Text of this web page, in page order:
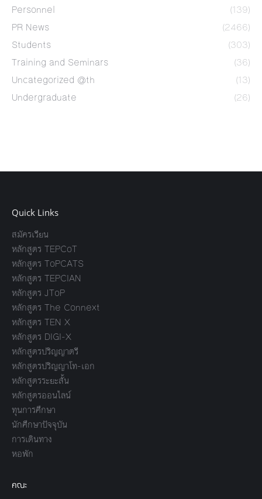
Personnel
(139)
PR News
(2466)
Students
(303)
Training and Seminars
(36)
Uncategorized @th
(13)
Undergraduate
(26)
Quick Links
สมัครเรียน
หลักสูตร TEPCoT
หลักสูตร ToPCATS
หลักสูตร TEPCIAN
หลักสูตร JToP
หลักสูตร The Connext
หลักสูตร TEN X
หลักสูตร DIGI-X
หลักสูตรปริญญาตรี
หลักสูตรปริญญาโท-เอก
หลักสูตรระยะสั้น
หลักสูตรออนไลน์
ทุนการศึกษา
นักศึกษาปัจจุบัน
การเดินทาง
หอพัก
คณะ